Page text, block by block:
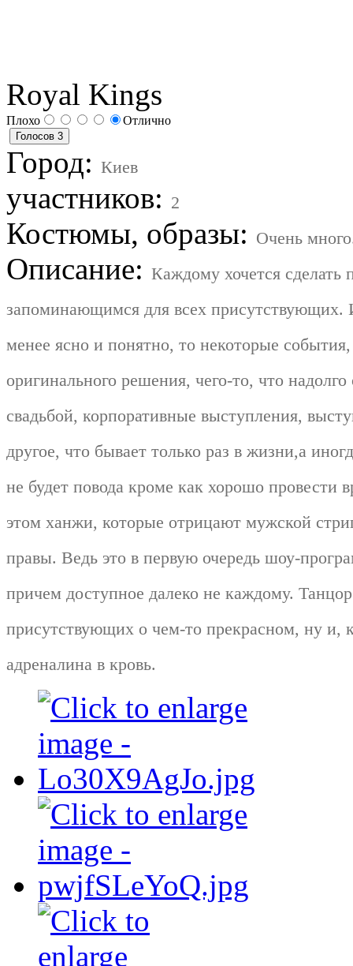
Royal Kings
Плохо Отлично
Город: Киев
участников: 2
Костюмы, образы: Очень
Описание: Каждому хочется сделать
запоминающимся для всех
менее ясно и понятно, то некоторые
оригинального решения, чего-то, что
свадьбой, корпоративные выступления,
другое, что бывает только раз в жизни,а
не будет повода кроме как хорошо
этом ханжи, которые отрицают мужской
правы. Ведь это в первую очередь шоу-
причем доступное далеко не каждому. Танцор
присутствующих о чем-то прекрасном, ну и,
адреналина в кровь.